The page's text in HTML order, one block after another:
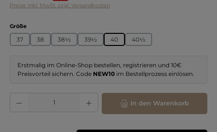
Preise inkl. MwSt. zzgl. Versandkosten
Größeauswählen
37 38 38½ 39½ 40 40½
Erstmalig im Online-Shop bestellen, registrieren und 10€
Preisvorteil sichern. Code NEW10 im Bestellprozess einlösen.
Produkt Anzahl: Gib den gewünschten Wert ein oder benutze die
In den Warenkorb